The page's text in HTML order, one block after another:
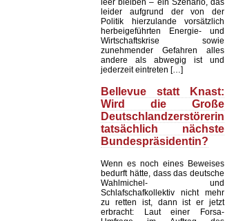
leer bleiben – ein Szenario, das
leider aufgrund der von der
Politik hierzulande vorsätzlich
herbeigeführten Energie- und
Wirtschaftskrise sowie
zunehmender Gefahren alles
andere als abwegig ist und
jederzeit eintreten […]
Bellevue statt Knast:
Wird die Große
Deutschlandzerstörerin
tatsächlich nächste
Bundespräsidentin?
Wenn es noch eines Beweises
bedurft hätte, dass das deutsche
Wahlmichel- und
Schlafschafkollektiv nicht mehr
zu retten ist, dann ist er jetzt
erbracht: Laut einer Forsa-